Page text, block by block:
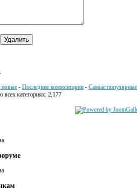
- Последние комментарии - Самые популярные
всех категориях: 2,177